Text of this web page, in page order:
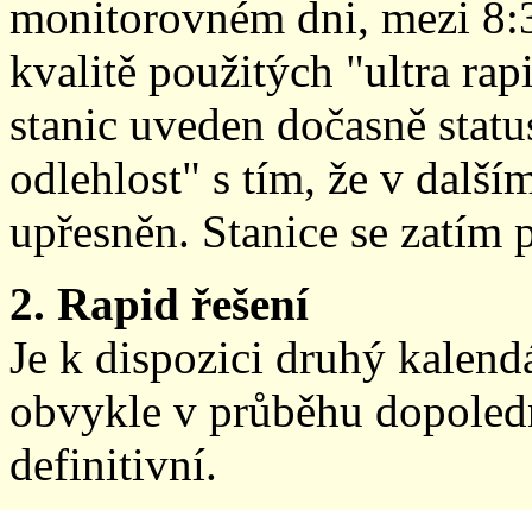
monitorovném dni, mezi
kvalitě použitých "ultra
stanic uveden dočasně
odlehlost" s tím, že v
upřesněn. Stanice se zatím
2. Rapid řešení
Je k dispozici druhý
obvykle v průběhu
definitivní.